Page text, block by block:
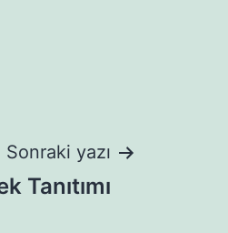
Sonraki yazı
Tanıtımı